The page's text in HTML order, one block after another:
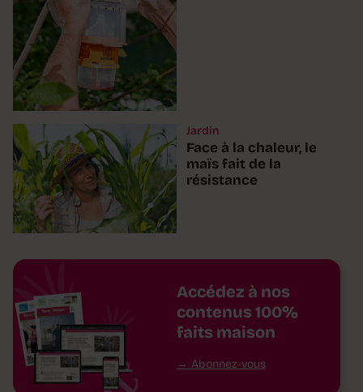
Jardin
Face à la chaleur, le
maïs fait de la
résistance
Accédez à nos
contenus 100%
faits maison
Abonnez-vous